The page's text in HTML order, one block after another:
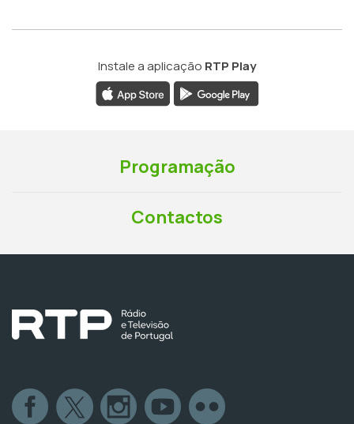
Instale a aplicação RTP Play
Programação
Contactos